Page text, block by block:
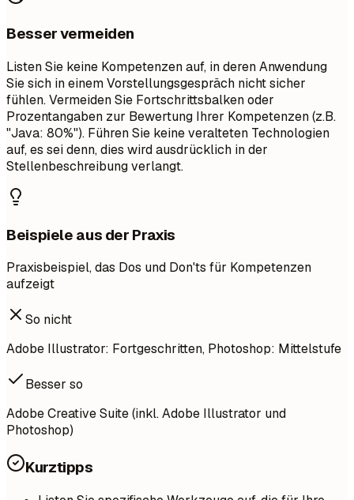
Besser vermeiden
Listen Sie keine Kompetenzen auf, in deren Anwendung
Sie sich in einem Vorstellungsgespräch nicht sicher
fühlen. Vermeiden Sie Fortschrittsbalken oder
Prozentangaben zur Bewertung Ihrer Kompetenzen (z.B.
"Java: 80%"). Führen Sie keine veralteten Technologien
auf, es sei denn, dies wird ausdrücklich in der
Stellenbeschreibung verlangt.
Beispiele aus der Praxis
Praxisbeispiel, das Dos und Don'ts für Kompetenzen
aufzeigt
So nicht
Adobe Illustrator: Fortgeschritten, Photoshop: Mittelstufe
Besser so
Adobe Creative Suite (inkl. Adobe Illustrator und
Photoshop)
Kurztipps